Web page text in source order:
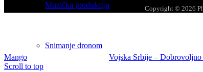
Muzička produkcija
Snimanje dronom
Copyright © 2026
Mango
Vojska Srbije –
Scroll to top